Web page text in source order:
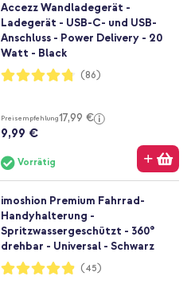
Accezz Wandladegerät -
Ladegerät - USB-C- und USB-
Anschluss - Power Delivery - 20
Watt - Black
Bewertung:
95%
(86)
Preisempfehlung17,99 €
9,99 €
Vorrätig
imoshion Premium Fahrrad-
Handyhalterung -
Spritzwassergeschützt - 360°
drehbar - Universal - Schwarz
Bewertung:
97%
(45)